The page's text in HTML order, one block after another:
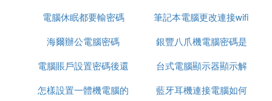
以Win7系統為例，首先我們
滑鼠右鍵桌面右下角的
「喇叭」音頻圖標，彈出菜單之後點擊「錄音設
備」，如下圖所示：
電腦休眠都要輸密碼
筆記本電腦更改連接wifi
密碼
海爾辦公電腦密碼
銀豐八爪機電腦密碼是
什麼
電腦賬戶設置密碼後還
能不能退貨
台式電腦顯示器顯示解
鎖密碼
怎樣設置一體機電腦的
藍牙耳機連接電腦如何